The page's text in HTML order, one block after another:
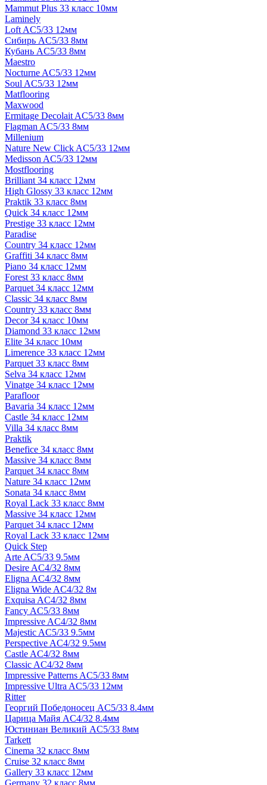
Mammut Plus 33 класс 10мм
Laminely
Loft AC5/33 12мм
Сибирь AC5/33 8мм
Кубань AC5/33 8мм
Maestro
Nocturne AC5/33 12мм
Soul AC5/33 12мм
Matflooring
Maxwood
Ermitage Decolait AC5/33 8мм
Flagman AC5/33 8мм
Millenium
Nature New Click AC5/33 12мм
Medisson AC5/33 12мм
Mostflooring
Brilliant 34 класс 12мм
High Glossy 33 класс 12мм
Praktik 33 класс 8мм
Quick 34 класс 12мм
Prestige 33 класс 12мм
Paradise
Country 34 класс 12мм
Graffiti 34 класс 8мм
Piano 34 класс 12мм
Forest 33 класс 8мм
Parquet 34 класс 12мм
Classic 34 класс 8мм
Country 33 класс 8мм
Decor 34 класс 10мм
Diamond 33 класс 12мм
Elite 34 класс 10мм
Limerence 33 класс 12мм
Parquet 33 класс 8мм
Selva 34 класс 12мм
Vinatge 34 класс 12мм
Parafloor
Bavaria 34 класс 12мм
Castle 34 класс 12мм
Villa 34 класс 8мм
Praktik
Benefice 34 класс 8мм
Massive 34 класс 8мм
Parquet 34 класс 8мм
Nature 34 класс 12мм
Sonata 34 класс 8мм
Royal Lack 33 класс 8мм
Massive 34 класс 12мм
Parquet 34 класс 12мм
Royal Lack 33 класс 12мм
Quick Step
Arte AC5/33 9.5мм
Desire AC4/32 8мм
Eligna AC4/32 8мм
Eligna Wide AC4/32 8м
Exquisa AC4/32 8мм
Fancy AC5/33 8мм
Impressive AC4/32 8мм
Majestic AC5/33 9.5мм
Perspective AC4/32 9.5мм
Castle AC4/32 8мм
Classic AC4/32 8мм
Impressive Patterns AC5/33 8мм
Impressive Ultra AC5/33 12мм
Ritter
Георгий Победоносец AC5/33 8.4мм
Царица Майя AC4/32 8.4мм
Юстиниан Великий AC5/33 8мм
Tarkett
Cinema 32 класс 8мм
Cruise 32 класс 8мм
Gallery 33 класс 12мм
Germany 32 класс 8мм